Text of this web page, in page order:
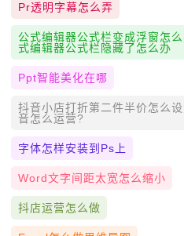
Pr透明字幕怎么弄
公式编辑器公式栏变成浮窗怎
式编辑器公式栏隐藏了怎么办
Ppt智能美化在哪
抖音小店打折第二件半价怎么
音怎么运营?
字体怎样安装到ps上
Word文字间距太宽怎么缩小
抖店运营怎么做